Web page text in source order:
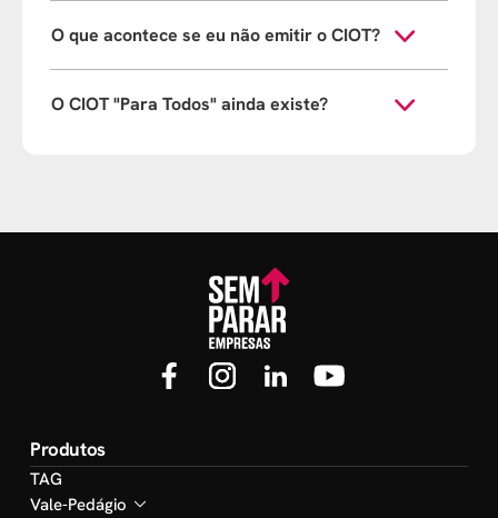
O que acontece se eu não emitir o CIOT?
O CIOT "Para Todos" ainda existe?
Produtos
TAG
Vale-Pedágio